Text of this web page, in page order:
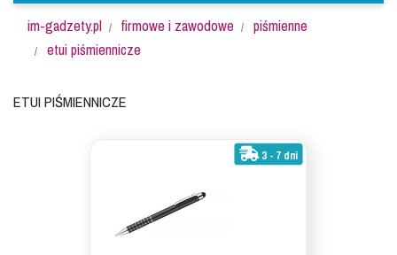
im-gadzety.pl firmowe i zawodowe
piśmienne
etui piśmiennicze
Etui piśmiennicze
3 - 7 dni